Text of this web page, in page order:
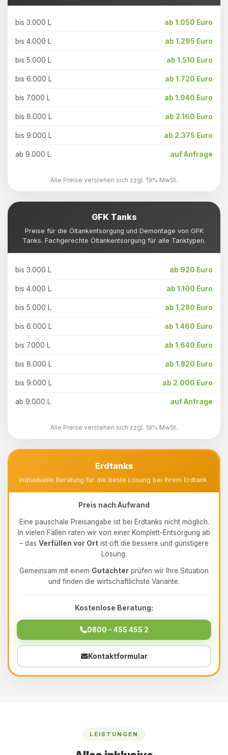
bis 3.000 L ab 1.050 Euro
bis 4.000 L ab 1.295 Euro
bis 5.000 L ab 1.510 Euro
bis 6.000 L ab 1.720 Euro
bis 7.000 L ab 1.940 Euro
bis 8.000 L ab 2.160 Euro
bis 9.000 L ab 2.375 Euro
ab 9.000 L auf Anfrage
Alle Preise verstehen sich zzgl. 19% MwSt.
GFK Tanks
Preise für die Öltankentsorgung und Demontage von GFK
Tanks. Fachgerechte Öltankentsorgung für alle Tanktypen.
bis 3.000 L ab 920 Euro
bis 4.000 L ab 1.100 Euro
bis 5.000 L ab 1.280 Euro
bis 6.000 L ab 1.460 Euro
bis 7.000 L ab 1.640 Euro
bis 8.000 L ab 1.820 Euro
bis 9.000 L ab 2.000 Euro
ab 9.000 L auf Anfrage
Alle Preise verstehen sich zzgl. 19% MwSt.
Erdtanks
Individuelle Beratung für die beste Lösung bei Ihrem Erdtank.
Preis nach Aufwand
Eine pauschale Preisangabe ist bei Erdtanks nicht möglich.
In vielen Fällen raten wir von einer Komplett-Entsorgung ab
– das Verfüllen vor Ort ist oft die bessere und günstigere
Lösung.
Gemeinsam mit einem Gutachter prüfen wir Ihre Situation
und finden die wirtschaftlichste Variante.
Kostenlose Beratung:
0800 - 455 455 2
Kontaktformular
LEISTUNGEN